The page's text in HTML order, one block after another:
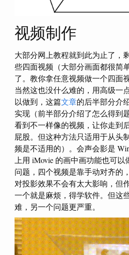
视频制作
大部分网上教程就到此为止了，
些四面视频（大部分画面都很简
了。教你拿任意视频做一个四面
当然这也没什么难的，用高级一
以做到，这篇文章的后半部分介
实现（前半部分介绍了怎么得到
看到不一样像的视频，让你走到
屁股。但这种方法只适用于从头
频是不适用的）。会声会影是
上用 iMovie 的画中画功能也可
问题，四个视频是靠手动对齐的
对投影效果不会有太大影响，
一个就是麻烦，得学软件。但这
难，另一个问题更严重。